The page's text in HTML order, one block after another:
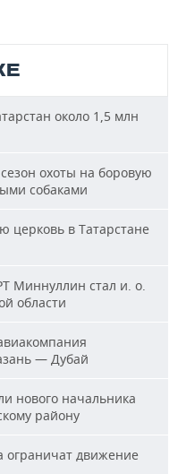
около 1,5 млн
охоты на боровую
собаками
церковь в Татарстане
Миннуллин стал и. о.
области
— Дубай
нового начальника
району
ограничат движение